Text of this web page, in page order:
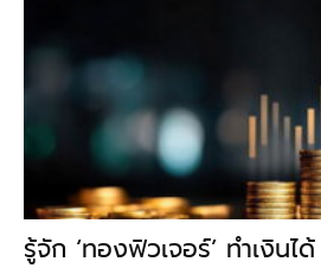
รู้จัก ‘ทองฟิวเจอร์’ ทำเงิน